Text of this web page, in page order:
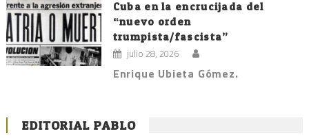
Cuba en la encrucijada del
“nuevo orden
trumpista/fascista”
julio 28, 2026
Enrique Ubieta Gómez.
EDITORIAL PABLO